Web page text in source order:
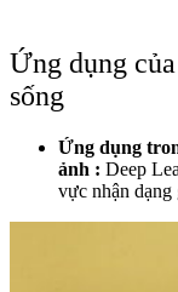
Ứng dụng
sống
Ứng dụng
ảnh : Deep
vực nhận dạng